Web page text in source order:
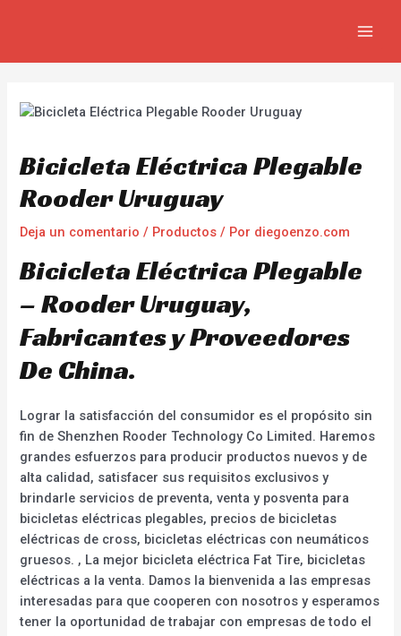
Bicicleta Eléctrica Plegable
Rooder Uruguay
Deja un comentario / Productos / Por diegoenzo.com
Bicicleta Eléctrica Plegable
– Rooder Uruguay,
Fabricantes y Proveedores
De China.
Lograr la satisfacción del consumidor es el propósito sin
fin de Shenzhen Rooder Technology Co Limited. Haremos
grandes esfuerzos para producir productos nuevos y de
alta calidad, satisfacer sus requisitos exclusivos y
brindarle servicios de preventa, venta y posventa para
bicicletas eléctricas plegables, precios de bicicletas
eléctricas de cross, bicicletas eléctricas con neumáticos
gruesos. , La mejor bicicleta eléctrica Fat Tire, bicicletas
eléctricas a la venta. Damos la bienvenida a las empresas
interesadas para que cooperen con nosotros y esperamos
tener la oportunidad de trabajar con empresas de todo el